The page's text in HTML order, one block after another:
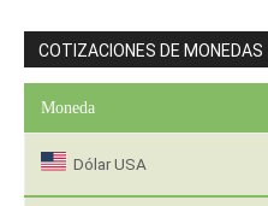
COTIZACIONES DE MONEDAS
Moneda
Dólar USA